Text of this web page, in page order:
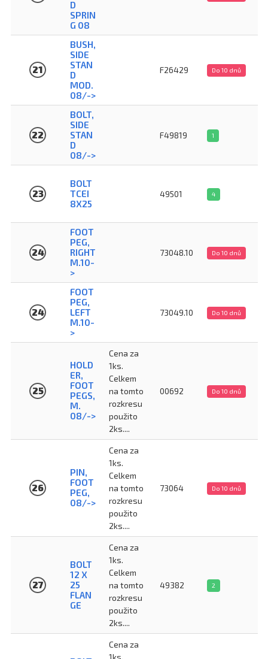
D
SPRIN
G 08
21
BUSH,
SIDE
STAN
D
MOD.
08/->
F26429 Do 10 dnů
22
BOLT,
SIDE
STAN
D
08/->
F49819 1
23
BOLT
TCEI
8X25
49501 4
24
FOOT
PEG,
RIGHT
M.10-
>
73048.10 Do 10 dnů
24
FOOT
PEG,
LEFT
M.10-
>
73049.10 Do 10 dnů
25
HOLD
ER,
FOOT
PEGS,
M.
08/->
Cena za
1ks.
Celkem
na tomto
rozkresu
použito
2ks....
00692 Do 10 dnů
26
PIN,
FOOT
PEG,
08/->
Cena za
1ks.
Celkem
na tomto
rozkresu
použito
2ks....
73064 Do 10 dnů
27
BOLT
12 X
25
FLAN
GE
Cena za
1ks.
Celkem
na tomto
rozkresu
použito
2ks....
49382 2
Cena za
1ks.